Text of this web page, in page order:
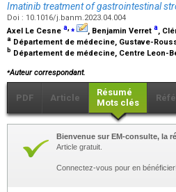
Imatinib treatment of gastrointestinal
Doi : 10.1016/j.banm.2023.04.004
Axel Le Cesne a,⁎ , Benjamin Verret a,
a Département de médecine, Gustave-
b Département de médecine, Centre Leon-
⁎Auteur correspondant.
PDF Article
Résumé
Mots clés
Bienvenue sur EM-consulte, la
Article gratuit.
Connectez-vous pour en bénéficier!